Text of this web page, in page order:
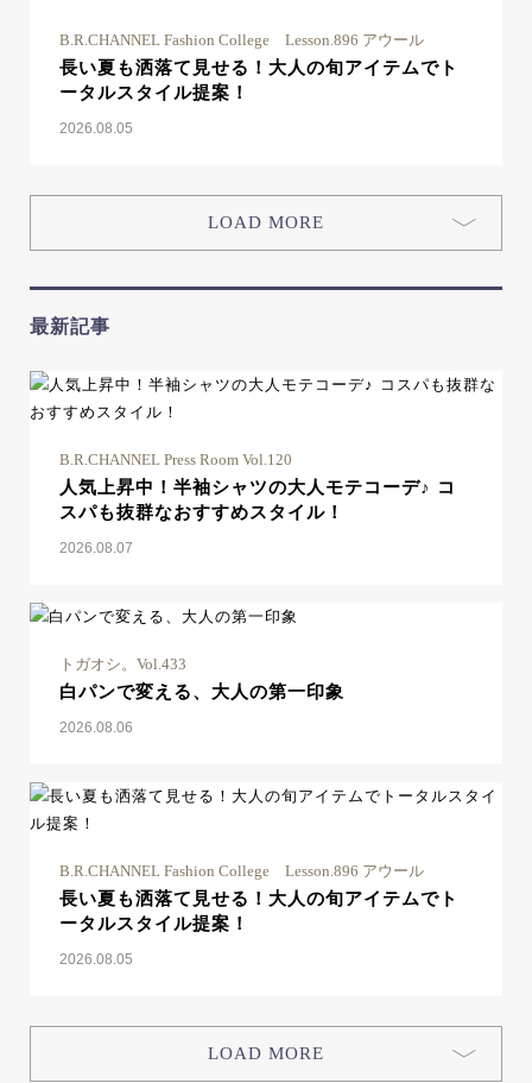
B.R.CHANNEL Fashion College Lesson.896 アウール
長い夏も洒落て見せる！大人の旬アイテムでト
ータルスタイル提案！
2026.08.05
LOAD MORE
最新記事
B.R.CHANNEL Press Room Vol.120
人気上昇中！半袖シャツの大人モテコーデ♪ コ
スパも抜群なおすすめスタイル！
2026.08.07
トガオシ。Vol.433
白パンで変える、大人の第一印象
2026.08.06
B.R.CHANNEL Fashion College Lesson.896 アウール
長い夏も洒落て見せる！大人の旬アイテムでト
ータルスタイル提案！
2026.08.05
LOAD MORE